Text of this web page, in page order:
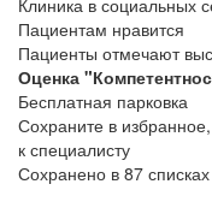
Клиника в социальных
Пациентам нравится
Пациенты отмечают
Оценка
Бесплатная парковка
Сохраните в
к специалисту
Сохранено в 87 списках